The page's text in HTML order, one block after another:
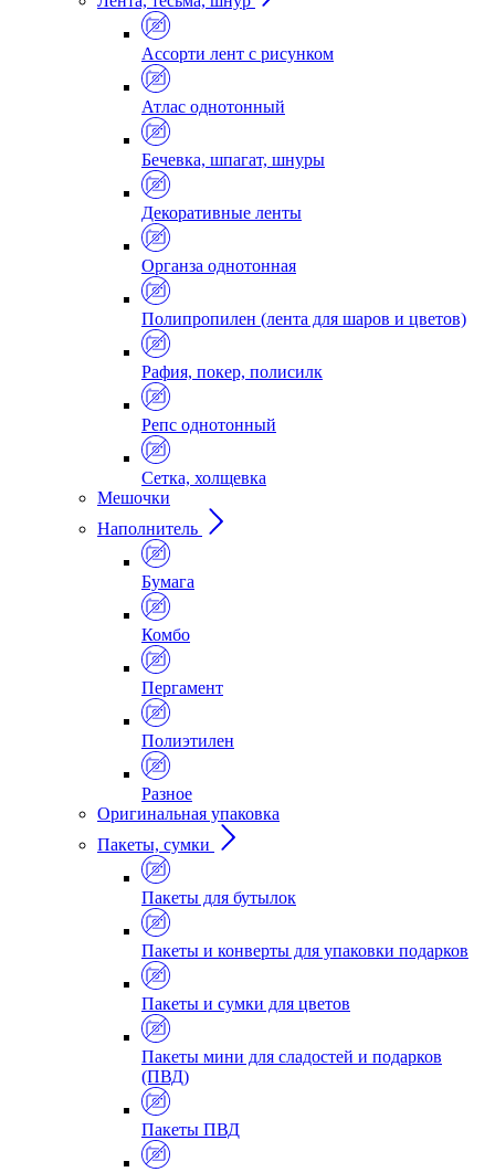
Ассорти лент с рисунком
Атлас однотонный
Бечевка, шпагат, шнуры
Декоративные ленты
Органза однотонная
Полипропилен (лента для шаров и цветов)
Рафия, покер, полисилк
Репс однотонный
Сетка, холщевка
Мешочки
Наполнитель
Бумага
Комбо
Пергамент
Полиэтилен
Разное
Оригинальная упаковка
Пакеты, сумки
Пакеты для бутылок
Пакеты и конверты для упаковки подарков
Пакеты и сумки для цветов
Пакеты мини для сладостей и подарков
(ПВД)
Пакеты ПВД